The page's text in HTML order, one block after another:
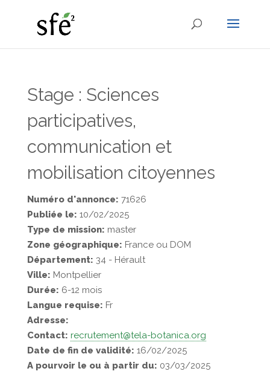
Stage : Sciences
participatives,
communication et
mobilisation citoyennes
Numéro d'annonce: 71626
Publiée le: 10/02/2025
Type de mission: master
Zone géographique: France ou DOM
Département: 34 - Hérault
Ville: Montpellier
Durée: 6-12 mois
Langue requise: Fr
Adresse:
Contact: recrutement@tela-botanica.org
Date de fin de validité: 16/02/2025
A pourvoir le ou à partir du: 03/03/2025